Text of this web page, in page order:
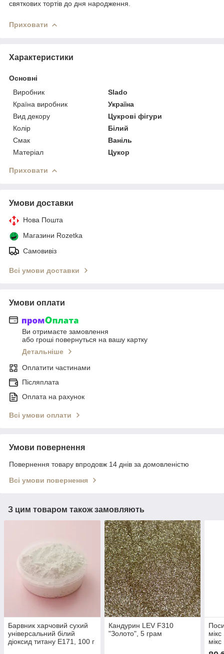
святкових тортів до дня народження.
Приховати
Характеристики
Основні
Виробник
Slado
Країна виробник
Україна
Вид декору
Цукрові фігури
Колір
Білий
Смак
Ваніль
Матеріал
Цукор
Приховати
Умови доставки
Нова Пошта
Магазини Rozetka
Самовивіз
Всі умови доставки
Умови оплати
Ви отримаєте замовлення
або гроші повернуться на вашу картку
Детальніше
Оплатити частинами
Післяплата
Оплата на рахунок
Всі умови оплати
Умови повернення
Повернення товару впродовж 14 днів за домовленістю
Всі умови повернення
З цим товаром також замовляють
Барвник харчовий сухий
універсальний білий
діоксид титану E171, 100 г
Кандурин LEV F310
"Золото", 5 грам